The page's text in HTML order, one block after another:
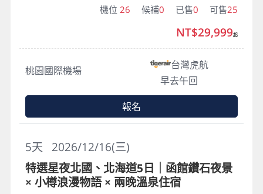
機位 26 候補0 已售0 可售25
桃園國際機場
台灣虎航
早去午回
NT$29,999起
報名
2026/12/16(三)
5天
特選星夜北國、北海道5日｜函館鑽石夜景
× 小樽浪漫物語 × 兩晚溫泉住宿